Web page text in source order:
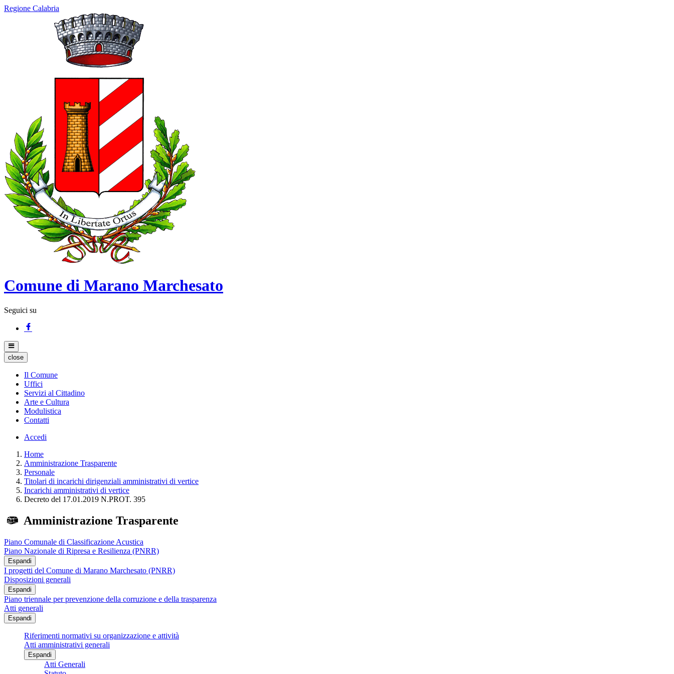
Regione Calabria
Comune di Marano Marchesato
Seguici su
close
Il Comune
Uffici
Servizi al Cittadino
Arte e Cultura
Modulistica
Contatti
Accedi
Home
Amministrazione Trasparente
Personale
Titolari di incarichi dirigenziali amministrativi di vertice
Incarichi amministrativi di vertice
Decreto del 17.01.2019 N.PROT. 395
Amministrazione Trasparente
Piano Comunale di Classificazione Acustica
Piano Nazionale di Ripresa e Resilienza (PNRR)
Espandi
I progetti del Comune di Marano Marchesato (PNRR)
Disposizioni generali
Espandi
Piano triennale per prevenzione della corruzione e della trasparenza
Atti generali
Espandi
Riferimenti normativi su organizzazione e attività
Atti amministrativi generali
Espandi
Atti Generali